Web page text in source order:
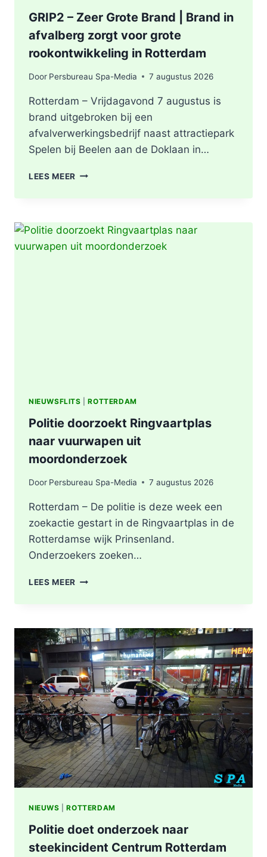
GRIP2 – Zeer Grote Brand | Brand in
afvalberg zorgt voor grote
rookontwikkeling in Rotterdam
Door Persbureau Spa-Media 7 augustus 2026
Rotterdam – Vrijdagavond 7 augustus is
brand uitgebroken bij een
afvalverwerkingsbedrijf naast attractiepark
Spelen bij Beelen aan de Doklaan in…
LEES MEER GRIP2
BRAND
|
BRAND
NIEUWSFLITS |ROTTERDAM
Politie doorzoekt Ringvaartplas
naar vuurwapen uit
moordonderzoek
Door Persbureau Spa-Media 7 augustus 2026
Rotterdam – De politie is deze week een
zoekactie gestart in de Ringvaartplas in de
Rotterdamse wijk Prinsenland.
Onderzoekers zoeken…
LEES MEER POLITIE
VUURWAPEN
UIT
MOORDONDERZOEK
NIEUWS |ROTTERDAM
Politie doet onderzoek naar
steekincident Centrum Rotterdam